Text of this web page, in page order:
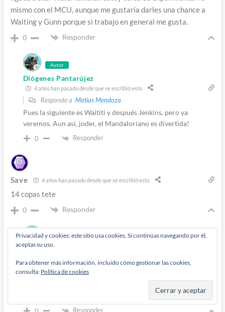
mismo con el MCU, aunque me gustaría darles una chance a
Waiting y Gunn porque si trabajo en general me gusta.
0 Responder
Autor
Diógenes Pantarújez
4 años han pasado desde que se escribió esto
Responde a Matías Mendoza
Pues la siguiente es Waititi y después Jenkins, pero ya
veremos. Aun así, joder, el Mandaloriano es divertida!
0 Responder
Save 4 años han pasado desde que se escribió esto
14 copas tete
0 Responder
Autor
4 años han pasado desde que se escribió esto
Responde aSave
Responder
Privacidad y cookies: este sitio usa cookies. Si continúas navegando por él,
aceptas su uso.
Para obtener más información, incluido cómo gestionar las cookies,
consulta: Política de cookies